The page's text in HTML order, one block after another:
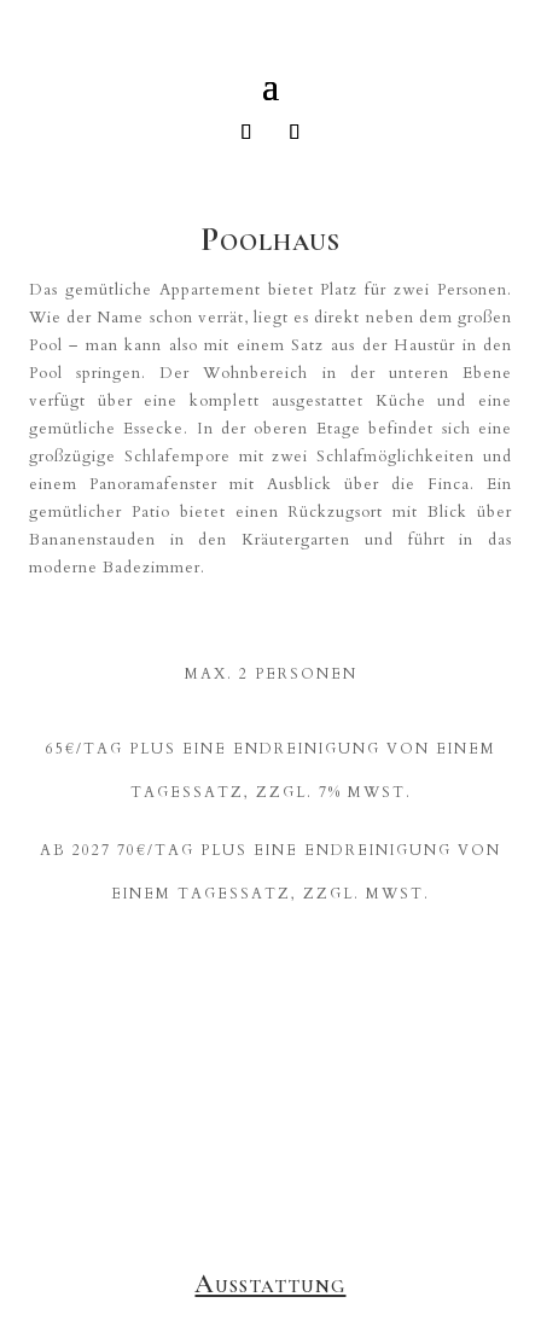
Poolhaus
Das gemütliche Appartement bietet Platz für zwei Personen.
Wie der Name schon verrät, liegt es direkt neben dem großen
Pool – man kann also mit einem Satz aus der Haustür in den
Pool springen. Der Wohnbereich in der unteren Ebene
verfügt über eine komplett ausgestattet Küche und eine
gemütliche Essecke. In der oberen Etage befindet sich eine
großzügige Schlafempore mit zwei Schlafmöglichkeiten und
einem Panoramafenster mit Ausblick über die Finca. Ein
gemütlicher Patio bietet einen Rückzugsort mit Blick über
Bananenstauden in den Kräutergarten und führt in das
moderne Badezimmer.
MAX. 2 PERSONEN
65€/TAG PLUS EINE ENDREINIGUNG VON EINEM
TAGESSATZ, ZZGL. 7% MWST.
AB 2027 70€/TAG PLUS EINE ENDREINIGUNG VON
EINEM TAGESSATZ, ZZGL. MWST.
Ausstattung